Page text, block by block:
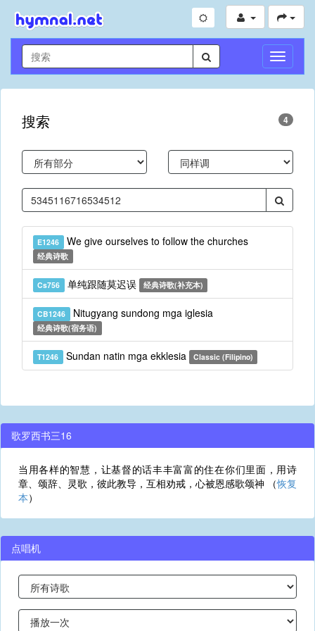
切
换
导
搜索 4
E1246 We give ourselves to follow the churches
经典诗歌
Cs756 单纯跟随莫迟误 经典诗歌(补充本)
CB1246 Nitugyang sundong mga iglesia
经典诗歌(宿务语)
T1246 Sundan natin mga ekklesia Classic (Filipino)
歌罗西书三16
当用各样的智慧，让基督的话丰丰富富的住在你们里面，用诗
章、颂辞、灵歌，彼此教导，互相劝戒，心被恩感歌颂神 （恢复
本）
点唱机